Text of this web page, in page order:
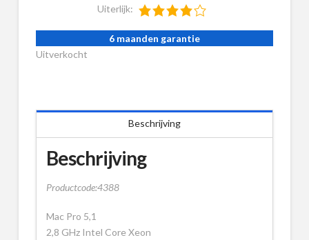
Uiterlijk:
6 maanden garantie
Uitverkocht
Beschrijving
Beschrijving
Productcode:4388
Mac Pro 5,1
2,8 GHz Intel Core Xeon